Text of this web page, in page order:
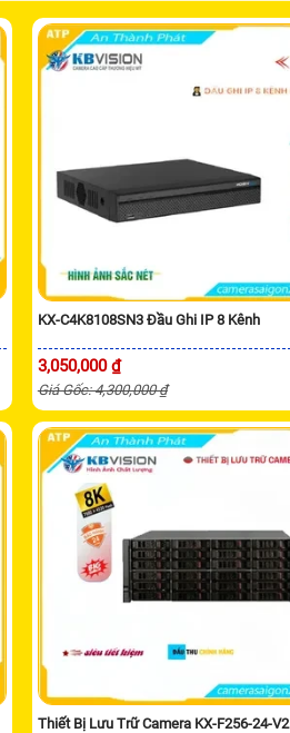
KX-C4K8108SN3 Đầu Ghi IP 8 Kênh
3,050,000 ₫
Giá Gốc: 4,300,000 ₫
Thiết Bị Lưu Trữ Camera KX-F256-24-V2